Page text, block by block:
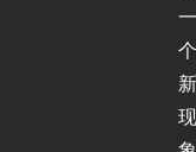
一
个
新
现